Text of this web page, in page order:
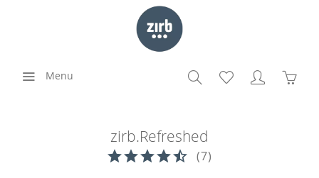
Menu
zirb.Refreshed
(7)